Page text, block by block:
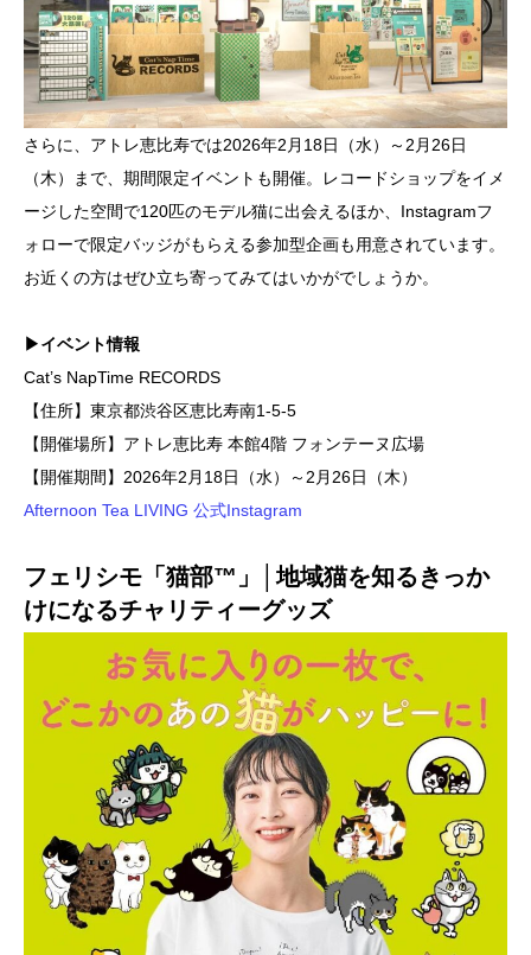
さらに、アトレ恵比寿では2026年2月18日（水）～2月26日
（木）まで、期間限定イベントも開催。レコードショップをイメ
ージした空間で120匹のモデル猫に出会えるほか、Instagramフ
ォローで限定バッジがもらえる参加型企画も用意されています。
お近くの方はぜひ立ち寄ってみてはいかがでしょうか。
▶イベント情報
Cat’s NapTime RECORDS
【住所】東京都渋谷区恵比寿南1-5-5
【開催場所】アトレ恵比寿 本館4階 フォンテーヌ広場
【開催期間】2026年2月18日（水）～2月26日（木）
Afternoon Tea LIVING 公式Instagram
フェリシモ「猫部™」│地域猫を知るきっか
けになるチャリティーグッズ